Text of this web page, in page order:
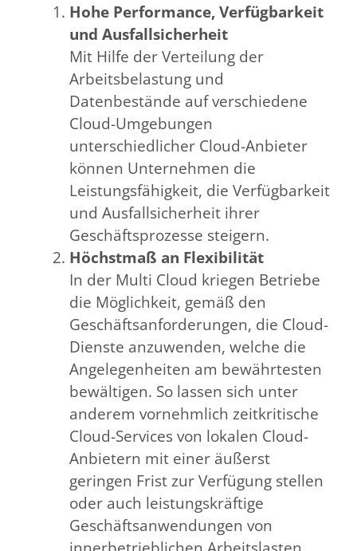
Hohe Performance, Verfügbarkeit
und Ausfallsicherheit
Mit Hilfe der Verteilung der
Arbeitsbelastung und
Datenbestände auf verschiedene
Cloud-Umgebungen
unterschiedlicher Cloud-Anbieter
können Unternehmen die
Leistungsfähigkeit, die Verfügbarkeit
und Ausfallsicherheit ihrer
Geschäftsprozesse steigern.
Höchstmaß an Flexibilität
In der Multi Cloud kriegen Betriebe
die Möglichkeit, gemäß den
Geschäftsanforderungen, die Cloud-
Dienste anzuwenden, welche die
Angelegenheiten am bewährtesten
bewältigen. So lassen sich unter
anderem vornehmlich zeitkritische
Cloud-Services von lokalen Cloud-
Anbietern mit einer äußerst
geringen Frist zur Verfügung stellen
oder auch leistungskräftige
Geschäftsanwendungen von